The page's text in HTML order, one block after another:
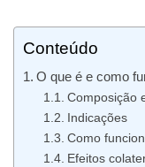
Conteúdo
O que é e como
Composição
Indicações
Como
Efeitos